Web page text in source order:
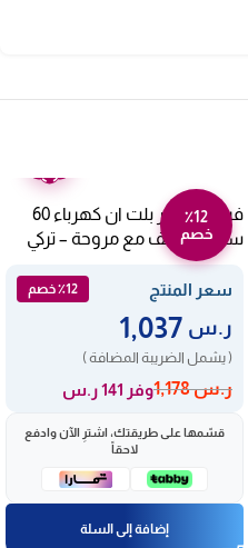
٪12
خصم
فرن اوسكار بلت ان كهرباء 60
سم 7 وظائف مع مروحة – تركي
B68DERIM-OSC01
سعر المنتج
٪12 خصم
ر.س
( يشمل الضريبة المضافة )
ر.س1,178 وفر 141 ر.س
قسّمها على طريقتك، اشترِ الآن وادفع
لاحقاً
إضافة إلى السلة